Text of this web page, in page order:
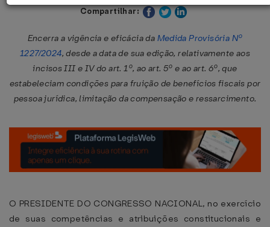
Compartilhar:
Encerra a vigência e eficácia da Medida Provisória Nº
1227/2024, desde a data de sua edição, relativamente aos
incisos III e IV do art. 1º, ao art. 5º e ao art. 6º, que
estabeleciam condições para fruição de benefícios fiscais por
pessoa jurídica, limitação da compensação e ressarcimento.
O PRESIDENTE DO CONGRESSO NACIONAL, no exercício
de suas competências e atribuições constitucionais e